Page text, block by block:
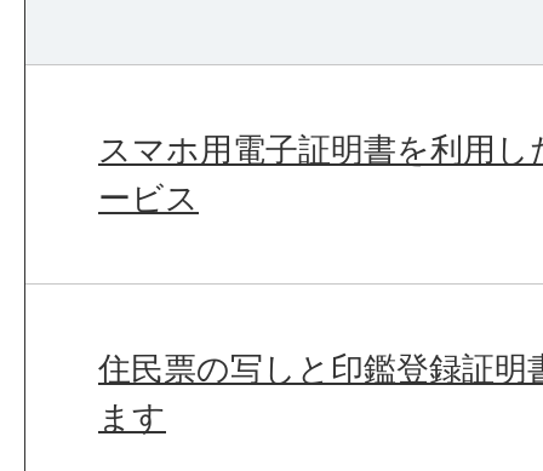
スマホ用電子証明書を利用
ービス
住民票の写しと印鑑登録証明
ます